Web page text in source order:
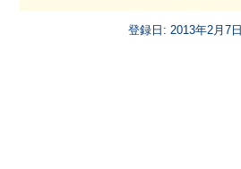
登録日: 2013年2月7日